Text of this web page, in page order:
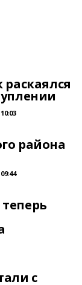
раскаялся
района
с